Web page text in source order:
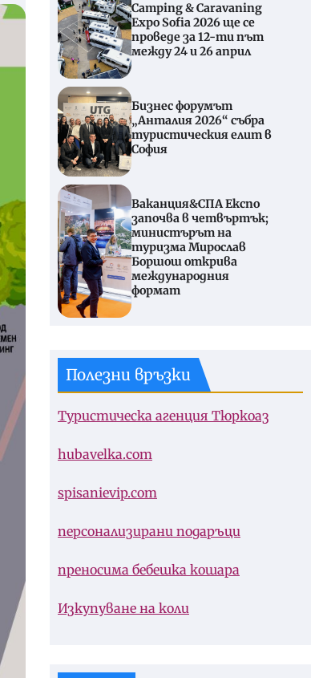
Camping & Caravaning
Expo Sofia 2026 ще се
проведе за 12-ти път
между 24 и 26 април
Бизнес форумът
„Анталия 2026“ събра
туристическия елит в
София
Ваканция&СПА Експо
започва в четвъртък;
министърът на
туризма Мирослав
Боршош открива
международния
формат
Полезни връзки
Туристическа агенция Тюркоаз
hubavelka.com
spisanievip.com
персонализирани подаръци
преносима бебешка кошара
Изкупуване на коли